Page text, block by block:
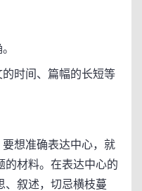
时间、篇幅的长短等
想准确表达中心，就
的材料。在表达中心的
、叙述，切忌横枝蔓